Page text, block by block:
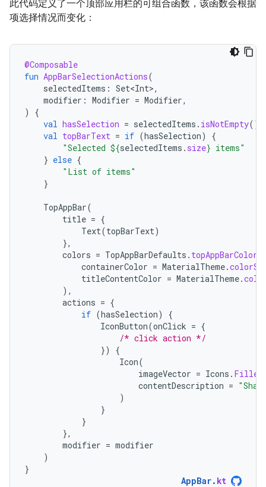
此代码定义了一个顶部应用栏的可组合函数，该函数会根据
项选择情况而变化：
@Composable
fun AppBarSelectionActions(
selectedItems : Set<Int>,
modifier : Modifier = Modifier,
)
{
val hasSelection = selectedItems . isNotEmpty()
val topBarText = if (hasSelection)
{
"Selected ${selectedItems . size} items"
} else {
"List of items"
}
TopAppBar(
title = {
Text(topBarText)
},
colors = TopAppBarDefaults . topAppBarColors
containerColor = MaterialTheme.
titleContentColor = MaterialTheme.
),
actions = {
if (hasSelection)
{
IconButton(onClick = {
/* click action */
})
{
Icon(
imageVector = Icons . Filled
contentDescription =
)
}
}
},
modifier = modifier
)
}
AppBar. kt